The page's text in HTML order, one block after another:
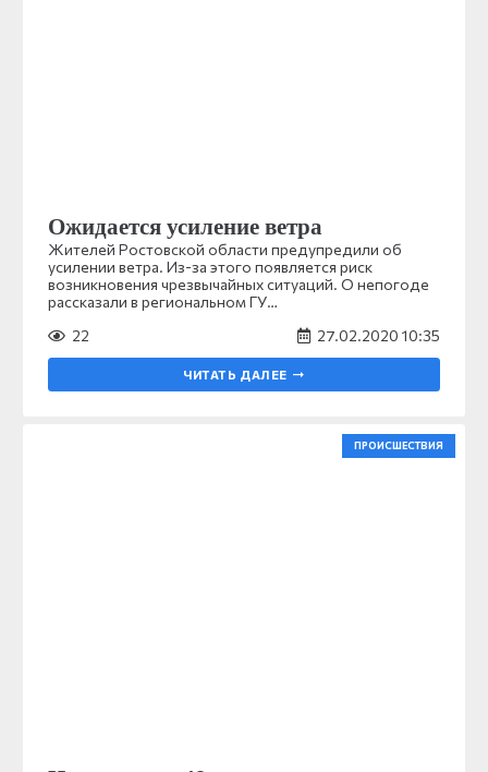
Ожидается усиление ветра
Жителей Ростовской области предупредили об
усилении ветра. Из-за этого появляется риск
возникновения чрезвычайных ситуаций. О непогоде
рассказали в региональном ГУ…
22
27.02.2020 10:35
ЧИТАТЬ ДАЛЕЕ
ПРОИСШЕСТВИЯ